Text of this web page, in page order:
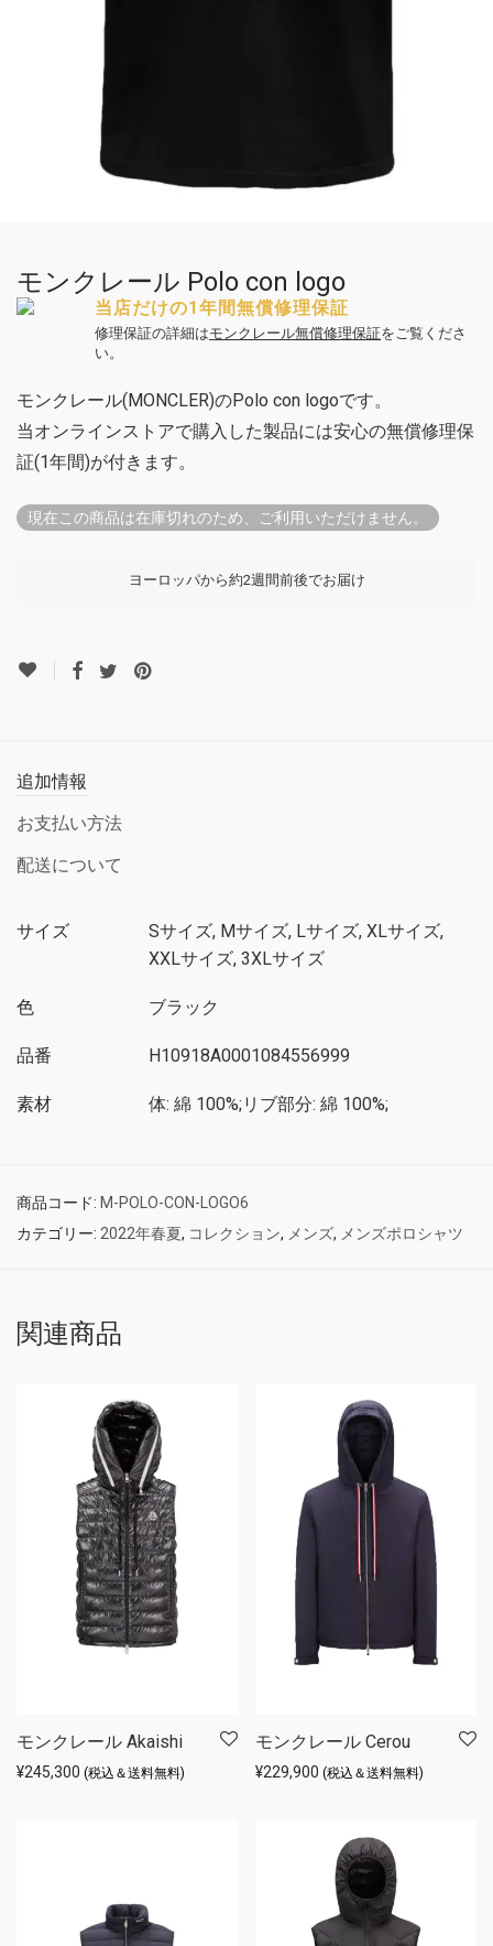
モンクレール Polo con logo
当店だけの1年間無償修理保証
修理保証の詳細はモンクレール無償修理保証をご覧くださ
い。
モンクレール(MONCLER)のPolo con logoです。
当オンラインストアで購入した製品には安心の無償修理保
証(1年間)が付きます。
現在この商品は在庫切れのため、ご利用いただけません。
ヨーロッパから約2週間前後でお届け
追加情報
お支払い方法
配送について
サイズ
Sサイズ, Mサイズ, Lサイズ, XLサイズ,
XXLサイズ, 3XLサイズ
色 ブラック
品番 H10918A0001084556999
素材 体: 綿 100%;リブ部分: 綿 100%;
商品コード: M-POLO-CON-LOGO6
カテゴリー: 2022年春夏, コレクション, メンズ, メンズポロシャツ
関連商品
モンクレール Akaishi
¥245,300 (税込＆送料無料)
モンクレール Cerou
¥229,900 (税込＆送料無料)